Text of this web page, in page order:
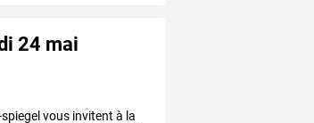
24 mai
vous invitent à la